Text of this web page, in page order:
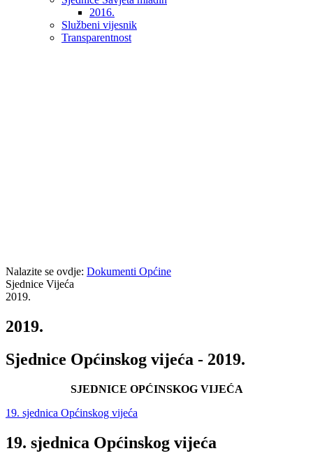
2016.
Službeni vijesnik
Transparentnost
Nalazite se ovdje: Dokumenti Općine
Sjednice Vijeća
2019.
2019.
Sjednice Općinskog vijeća - 2019.
SJEDNICE OPĆINSKOG VIJEĆA
19. sjednica Općinskog vijeća
19. sjednica Općinskog vijeća